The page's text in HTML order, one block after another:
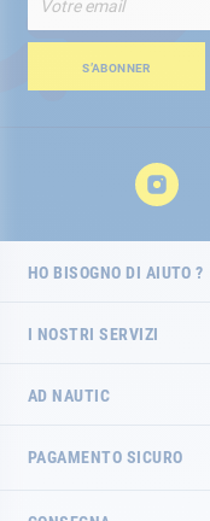
alla
nostra
Newsletter:S’ABONNER
HO BISOGNO DI AIUTO ?
I NOSTRI SERVIZI
AD NAUTIC
PAGAMENTO SICURO